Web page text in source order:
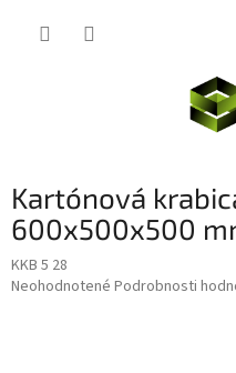
Kartónová
600x500x500
KKB 5 28
Priemerné
Neohodnotené Podrobnosti